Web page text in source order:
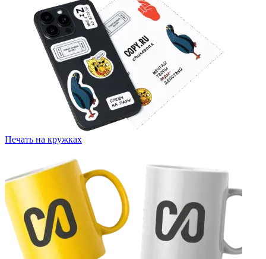
Печать на кружках